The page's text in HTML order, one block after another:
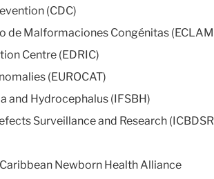
(CDC)
Malformaciones Congénitas
Centre (EDRIC)
(EUROCAT)
and Hydrocephalus (IFSBH)
Surveillance and Research
Newborn Health Alliance